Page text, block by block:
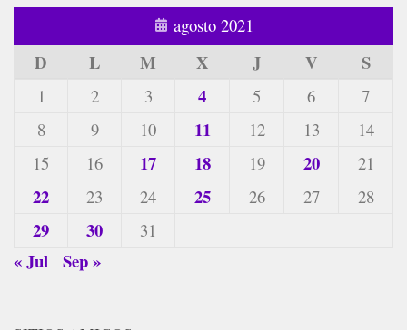
agosto 2021
D L M X J V S
1 2 3 4 5 6
7
8
9 10 11 12 13
14
15
16 17 18 19 20 21
22 23 24 25 26 27 28
29 30 31
« Jul Sep »